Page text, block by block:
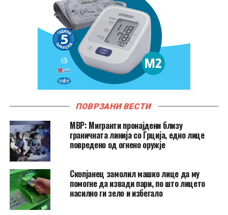
ПОВРЗАНИ ВЕСТИ
МВР: Мигранти пронајдени близу
граничната линија со Грција, едно лице
повредено од огнено оружје
Скопјанец замолил машко лице да му
помогне да извади пари, по што лицето
насилно ги зело и избегало